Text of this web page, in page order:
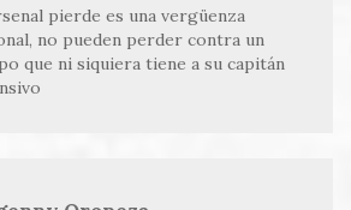
pierde es una vergüenza
no pueden perder contra un
que ni siquiera tiene a su capitán